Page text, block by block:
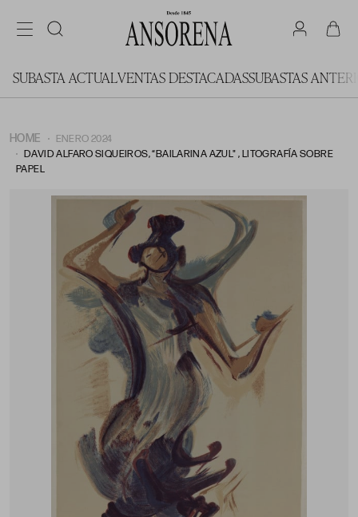
SUBASTA ACTUALVENTAS DESTACADASSUBASTAS
HOME
ENERO 2024
DAVID ALFARO SIQUEIROS, “BAILARINA AZUL" , LITOGRAFÍA SOBRE
PAPEL